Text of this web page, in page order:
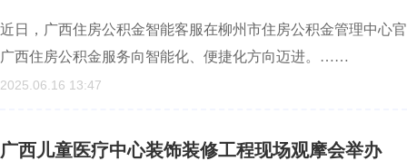
近日，广西住房公积金智能客服在柳州市住房公积金管理中心
广西住房公积金服务向智能化、便捷化方向迈进。……
2025.06.16 13:47
广西儿童医疗中心装饰装修工程现场观摩会举办